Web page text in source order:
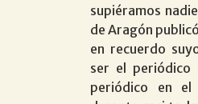
supiéramos
de Aragón
en recuerdo
ser el periódico
periódico en